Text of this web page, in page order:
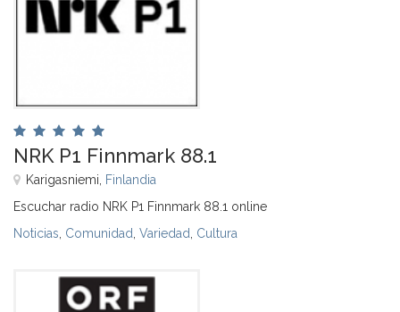
NRK P1 Finnmark 88.1
Karigasniemi, Finlandia
Escuchar radio NRK P1 Finnmark 88.1 online
Noticias Comunidad Variedad Cultura